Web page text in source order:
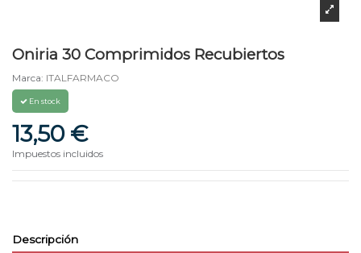
Oniria 30 Comprimidos Recubiertos
Marca: ITALFARMACO
En stock
13,50 €
Impuestos incluidos
Descripción